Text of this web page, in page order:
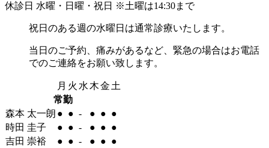
休診日 水曜・日曜・祝日 ※土曜は14:30まで
祝日のある週の水曜日 は通常診療いたします。
当日のご予約、痛みがあるなど、緊急の場合はお電話
でのご連絡をお願い致します。
月 火 水 木金 土
常勤
森本 太一朗 ● ● - ● ● ●
時田 圭子
● ● - ● ● ●
吉田 崇裕
● ● - ● ● ●